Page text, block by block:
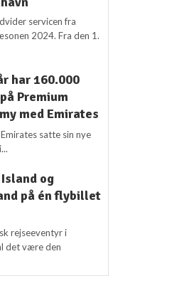
servicen fra
2024. Fra den 1.
har 160.000
Premium
med Emirates
satte sin nye
og
på én flybillet
rejseeventyr i
det være den